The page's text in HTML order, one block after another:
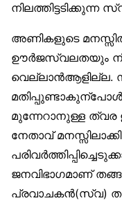
നിലത്തിട്ടടിക്കുന്ന
അണികളുടെ
ഊര്‍ജസ്വലതയും
വെല്ലാന്‍ആളില്ല.
മുന്നേറാനുള്ള
നേതാവ്
ജനവിഭാഗമാണ്
പ്രവാചകന്‍(സ്വ)